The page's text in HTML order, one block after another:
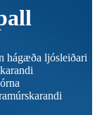
hágæða ljósleiðari